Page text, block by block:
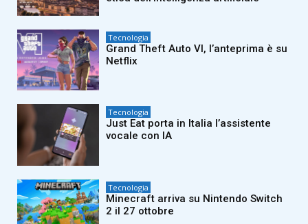
Tecnologia
Grand Theft Auto VI, l’anteprima è su
Netflix
Tecnologia
Just Eat porta in Italia l’assistente
vocale con IA
Tecnologia
Minecraft arriva su Nintendo Switch
2 il 27 ottobre